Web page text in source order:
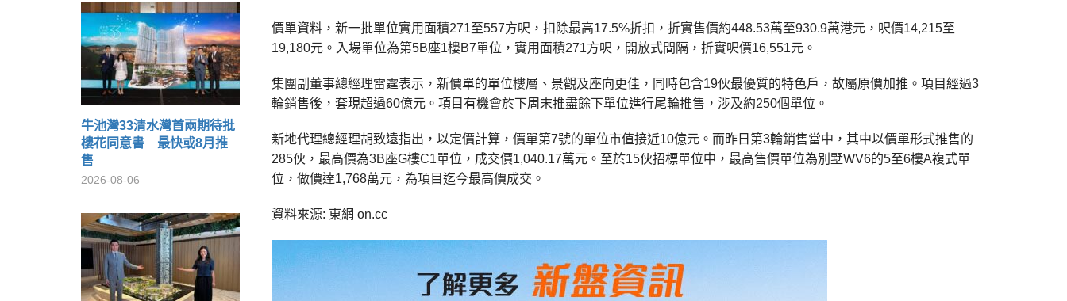
牛池灣33清水灣首兩期待批
樓花同意書 最快或8月推
售
2026-08-06
價單資料，新一批單位實用面積271至557方呎，扣除最高17.5%折扣，折實售價約448.53萬至930.9萬港元，呎價14,215至
19,180元。入場單位為第5B座1樓B7單位，實用面積271方呎，開放式間隔，折實呎價16,551元。
集團副董事總經理雷霆表示，新價單的單位樓層、景觀及座向更佳，同時包含19伙最優質的特色戶，故屬原價加推。項目經過3
輪銷售後，套現超過60億元。項目有機會於下周末推盡餘下單位進行尾輪推售，涉及約250個單位。
新地代理總經理胡致遠指出，以定價計算，價單第7號的單位市值接近10億元。而昨日第3輪銷售當中，其中以價單形式推售的
285伙，最高價為3B座G樓C1單位，成交價1,040.17萬元。至於15伙招標單位中，最高售價單位為別墅WV6的5至6樓A複式單
位，做價達1,768萬元，為項目迄今最高價成交。
資料來源: 東網 on.cc